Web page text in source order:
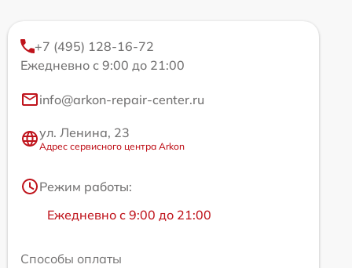
+7 (495) 128-16-72
Ежедневно с 9:00 до 21:00
info@arkon-repair-center.ru
ул. Ленина, 23
Адрес сервисного центра Arkon
Режим работы:
Ежедневно с 9:00 до 21:00
Способы оплаты